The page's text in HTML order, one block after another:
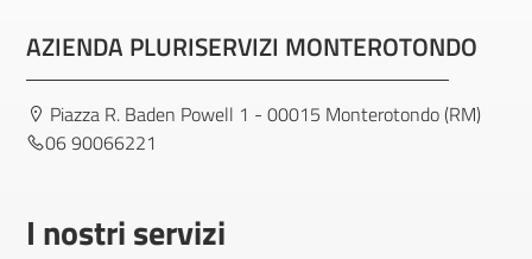
AZIENDA PLURISERVIZI MONTEROTONDO
Piazza R. Baden Powell 1 - 00015 Monterotondo (RM)
06 90066221
I nostri servizi